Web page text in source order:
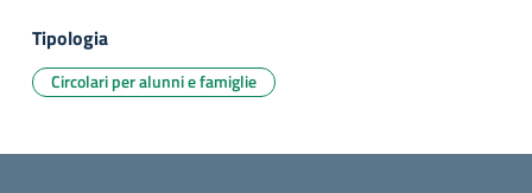
Tipologia
Circolari per alunni e famiglie